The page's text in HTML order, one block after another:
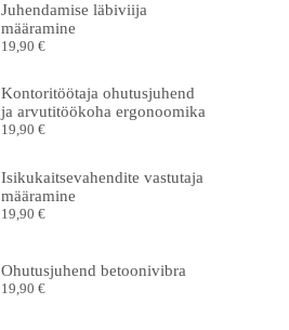
Juhendamise läbiviija
määramine
19,90€
Kontoritöötaja ohutusjuhend
ja arvutitöökoha ergonoomika
19,90€
Isikukaitsevahendite vastutaja
määramine
19,90€
Ohutusjuhend betoonivibra
19,90€